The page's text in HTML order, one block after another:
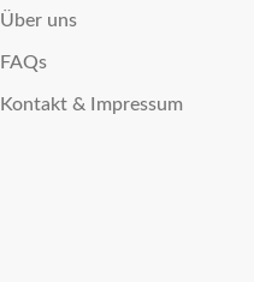
Über uns
FAQs
Kontakt & Impressum